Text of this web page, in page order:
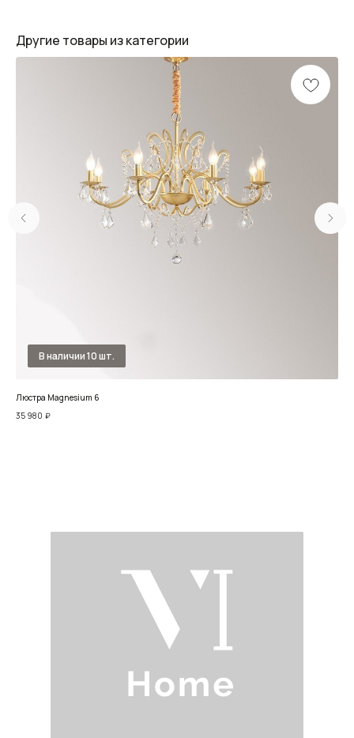
Другие товары из категории
Люстра Magnesium 6
35 980 ₽